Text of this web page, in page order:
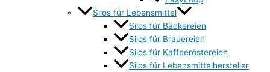
Silos für Lebensmittel
Silos für Bäckereien
Silos für Brauereien
Silos für Kaffeeröstereien
Silos für Lebensmittelhersteller